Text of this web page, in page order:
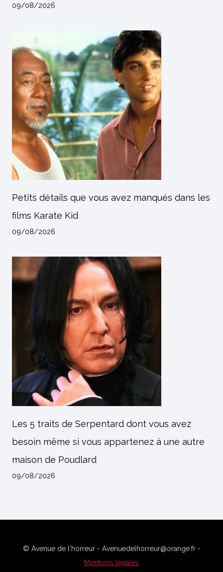
09/08/2026
Petits détails que vous avez manqués dans les
films Karate Kid
09/08/2026
Les 5 traits de Serpentard dont vous avez
besoin même si vous appartenez à une autre
maison de Poudlard
09/08/2026
© Avenue de l'horreur - Avenuedelhorreur@orange.fr -
Mentions légales